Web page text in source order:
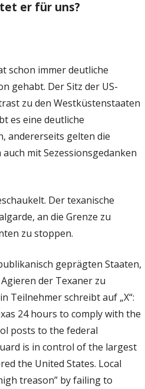
er für uns?
schon immer deutliche
gehabt. Der Sitz der US-
zu den Westküstenstaaten
es eine deutliche
andererseits gelten die
mit Sezessionsgedanken
Der texanische
an die Grenze zu
zu stoppen.
geprägten Staaten,
der Texaner zu
Teilnehmer schreibt auf „X“:
24 hours to comply with the
posts to the federal
is in control of the largest
the United States. Local
treason” by failing to